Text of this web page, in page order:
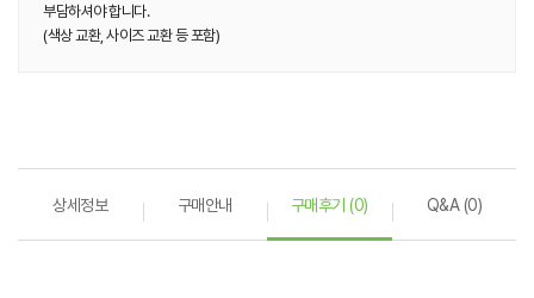
부담하셔야 합니다.
(색상 교환, 사이즈 교환 등 포함)
상세정보 구매안내 구매후기 (0) Q&A (0)